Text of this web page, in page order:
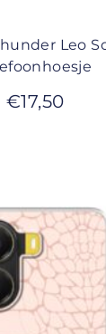
Leo
€17,50